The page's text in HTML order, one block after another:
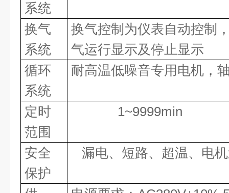
系统
换气
系统
换气控制为仪表自动控制
气运行显示及停止显示
循环
系统
耐高温低噪音专用电机，
定时
范围
1~9999min
安全
保护
漏电、短路、超温、电